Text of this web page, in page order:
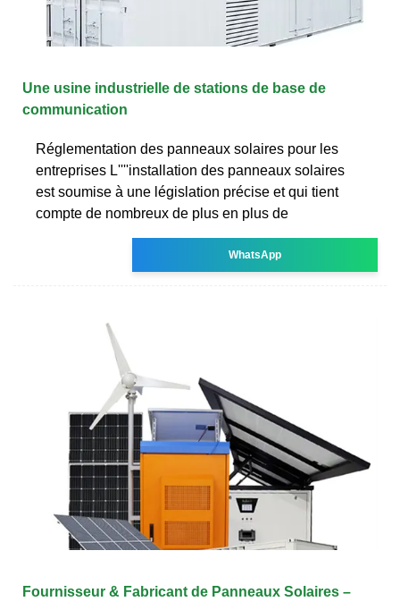
Une usine industrielle de stations de base de
communication
Réglementation des panneaux solaires pour les
entreprises L''''installation des panneaux solaires
est soumise à une législation précise et qui tient
compte de nombreux de plus en plus de
WhatsApp
Fournisseur & Fabricant de Panneaux Solaires –